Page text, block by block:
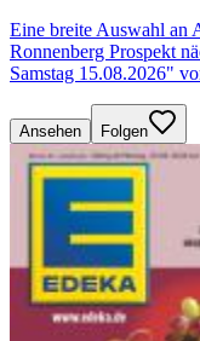
Eine breite Auswahl an
Ronnenberg Prospekt
Samstag 15.08.2026"
Ansehen Folgen